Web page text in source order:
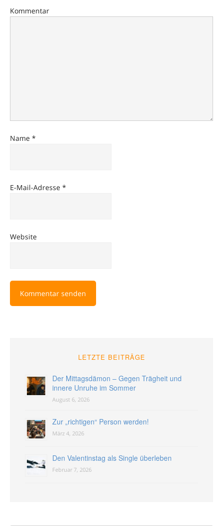
Kommentar
Name *
E-Mail-Adresse *
Website
LETZTE BEITRÄGE
Der Mittagsdämon – Gegen Trägheit und
innere Unruhe im Sommer
August 6, 2026
Zur „richtigen“ Person werden!
März 4, 2026
Den Valentinstag als Single überleben
Februar 7, 2026